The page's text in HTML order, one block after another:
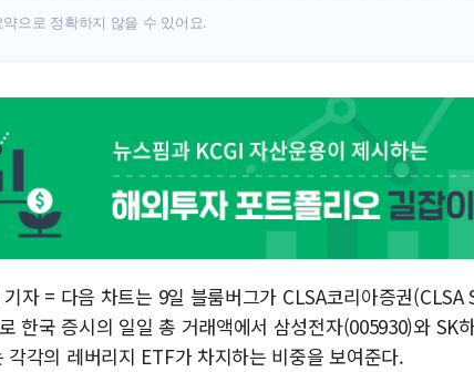
으로 정확하지 않을 수 있어요.
자 = 다음 차트는 9일 블룸버그가 CLSA코리아증권
한국 증시의 일일 총 거래액에서 삼성전자(005930)와 SK
각의 레버리지 ETF가 차지하는 비중을 보여준다.